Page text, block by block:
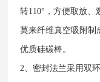
转110°，方便取放
莫来纤维真空吸附制
优质硅碳棒。
2、密封法兰采用双